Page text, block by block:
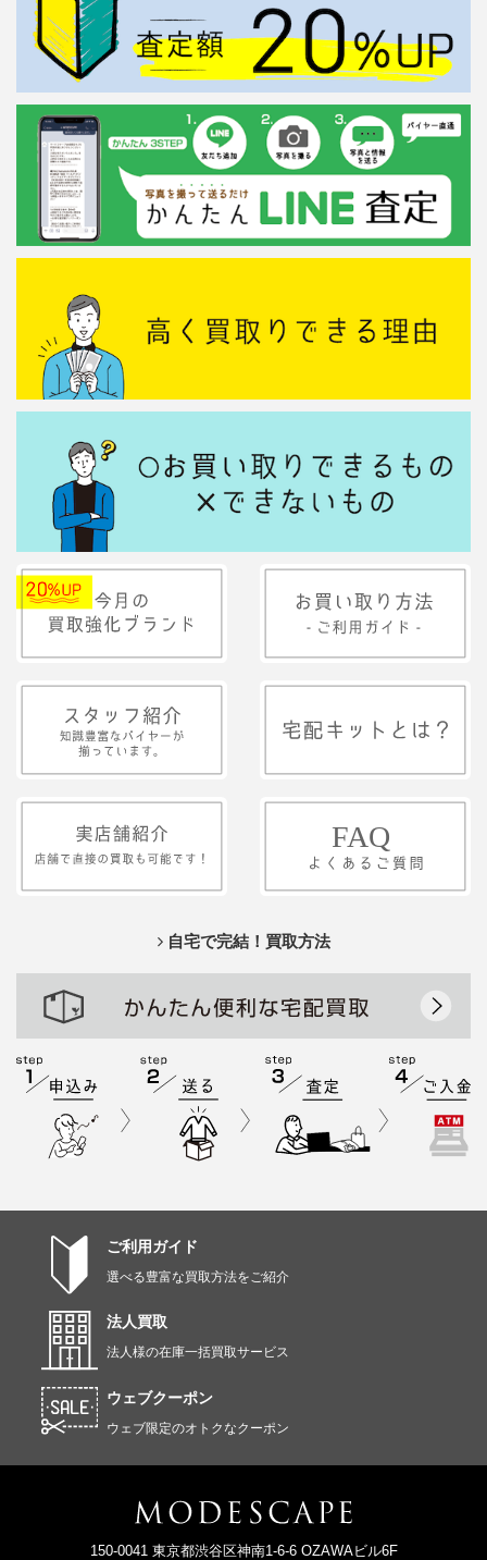
自宅で完結！買取方法
ご利用ガイド
選べる豊富な買取方法をご紹介
法人買取
法人様の在庫一括買取サービス
ウェブクーポン
ウェブ限定のオトクなクーポン
150-0041 東京都渋谷区神南1-6-6 OZAWAビル6F